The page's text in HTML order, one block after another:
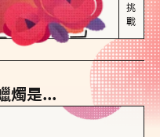
情緒起伏較大
感情中較需要關注
挑
戰
燭是...